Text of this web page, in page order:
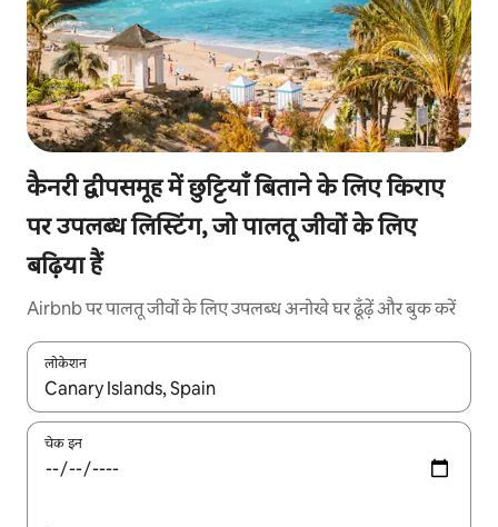
कैनरी द्वीपसमूह में छुट्टियाँ बिताने के लिए किराए
पर उपलब्ध लिस्टिंग, जो पालतू जीवों के लिए
बढ़िया हैं
Airbnb पर पालतू जीवों के लिए उपलब्ध अनोखे घर ढूँढ़ें और बुक करें
लोकेशन
नतीजों के उपलब्ध होने पर, अप और डाउन 'ऐरो की' का इस्तेमाल करके नेविगेट
चेक इन